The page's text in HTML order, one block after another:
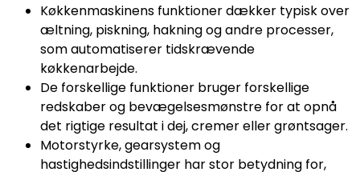
Køkkenmaskinens funktioner dækker typisk over
æltning, piskning, hakning og andre processer,
som automatiserer tidskrævende
køkkenarbejde.
De forskellige funktioner bruger forskellige
redskaber og bevægelsesmønstre for at opnå
det rigtige resultat i dej, cremer eller grøntsager.
Motorstyrke, gearsystem og
hastighedsindstillinger har stor betydning for,